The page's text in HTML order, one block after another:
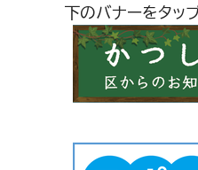
下のバナーをタッ